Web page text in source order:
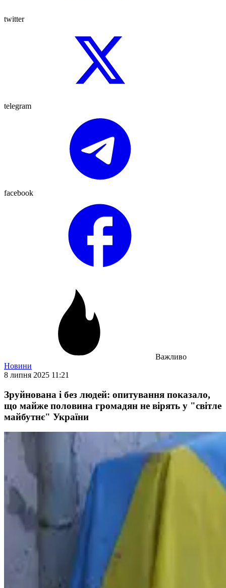
twitter
telegram
facebook
Важливо
Новини
8 липня 2025 11:21
Зруйнована і без людей: опитування показало,
що майже половина громадян не вірять у "світле
майбутнє" України